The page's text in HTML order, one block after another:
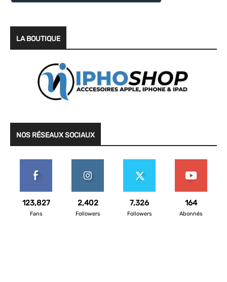
LA BOUTIQUE
NOS RÉSEAUX SOCIAUX
123,827
Fans
2,402
Followers
7,326
Followers
164
Abonnés